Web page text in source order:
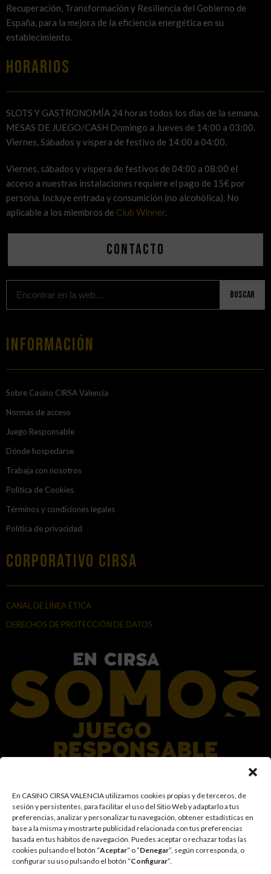
En CASINO CIRSA VALENCIA utilizamos cookies propias y de terceros, de
sesión y persistentes, para facilitar el uso del Sitio Web y adaptarlo a tus
preferencias, analizar y personalizar tu navegación, obtener estadísticas en
base a la misma y mostrarte publicidad relacionada con tus preferencias
basada en tus hábitos de navegación. Puedes aceptar o rechazar todas las
cookies pulsando el botón “Aceptar” o “Denegar”, según corresponda, o
configurar su uso pulsando el botón “Configurar”.
Recuperación, Transformación y Resiliencia del Gobierno de
España, para la mejora de la eficiencia energética en su
establecimiento.
HORARIOS
SLOTS Y GASTRONOMÍA 24 horas todos los dias de la semana.
MESAS DE JUEGO/CASH Domingo a Jueves de 14:00 a 03:00.
Viernes, Sábados y víspera de festivo de 14:00 a 04:00.
Viernes, sábados y víspera de festivos de 04:00 a 08:00 el
acceso a nuestras instalaciones requiere el pago de 15€ por
persona. Incluye entrada y consumición (no alcohólica). No
aplicable a los miembros de Club Winner.
Contacto
Buscar
Información
Sobre Casino CIRSA Valencia
Normas de acceso
Juego Responsable
Dónde hospedarse
Trabaja con nosotros
Política de Cookies
Términos y condiciones legales
Política de privacidad
Corporativo Cirsa
CANAL DE LÍNEA ÉTICA
DERECHOS DE PROTECCIÓN DE DATOS
En el Grupo CIRSA promovemos una actitud responsable hacia el juego,
garantizando un entorno seguro y transparente para nuestros clientes y
facilitamos medidas e información para que el juego sea siempre diversión y
entretenimiento, sin utilizarse como vía para afrontar problemas económicos
o emocionales. El acceso está prohibido a menores de 18 años y a las
personas con acceso restringido conforme a los registros de prohibición y/o
autoexclusión que resulten aplicables. También trabajamos para reforzar una
cultura de prevención y concienciación sobre los posibles trastornos